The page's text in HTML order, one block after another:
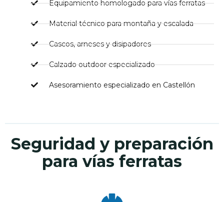
Equipamiento homologado para vías ferratas
Material técnico para montaña y escalada
Cascos, arneses y disipadores
Calzado outdoor especializado
Asesoramiento especializado en Castellón
Seguridad y preparación
para vías ferratas